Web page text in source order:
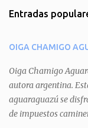
e
t
a
r
i
o
Entradas
OIGA CHAMIGO
Oiga Chamigo
autora argentina.
aguaraguazú se
de impuestos